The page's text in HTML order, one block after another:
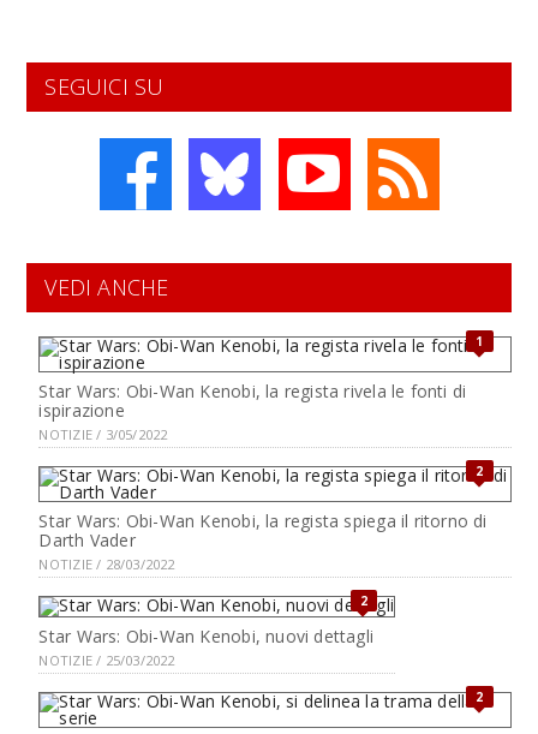
SEGUICI SU
VEDI ANCHE
1
Star Wars: Obi-Wan Kenobi, la regista rivela le fonti di
ispirazione
NOTIZIE / 3/05/2022
2
Star Wars: Obi-Wan Kenobi, la regista spiega il ritorno di
Darth Vader
NOTIZIE / 28/03/2022
2
Star Wars: Obi-Wan Kenobi, nuovi dettagli
NOTIZIE / 25/03/2022
2